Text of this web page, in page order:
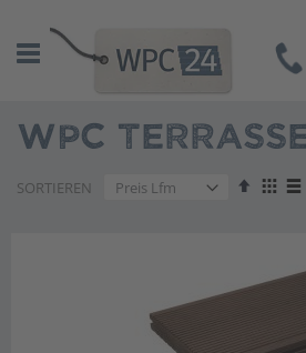
WPC
SORTIEREN